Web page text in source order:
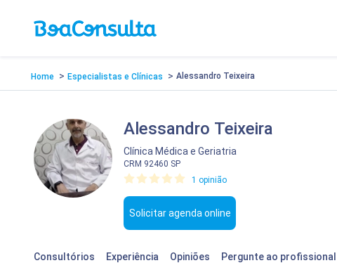
Home > Especialistas e Clínicas > Alessandro Teixeira
Alessandro Teixeira
Clínica Médica e Geriatria
CRM 92460 SP
1 opinião
Solicitar agenda online
Consultórios Experiência Opiniões Pergunte ao profissional